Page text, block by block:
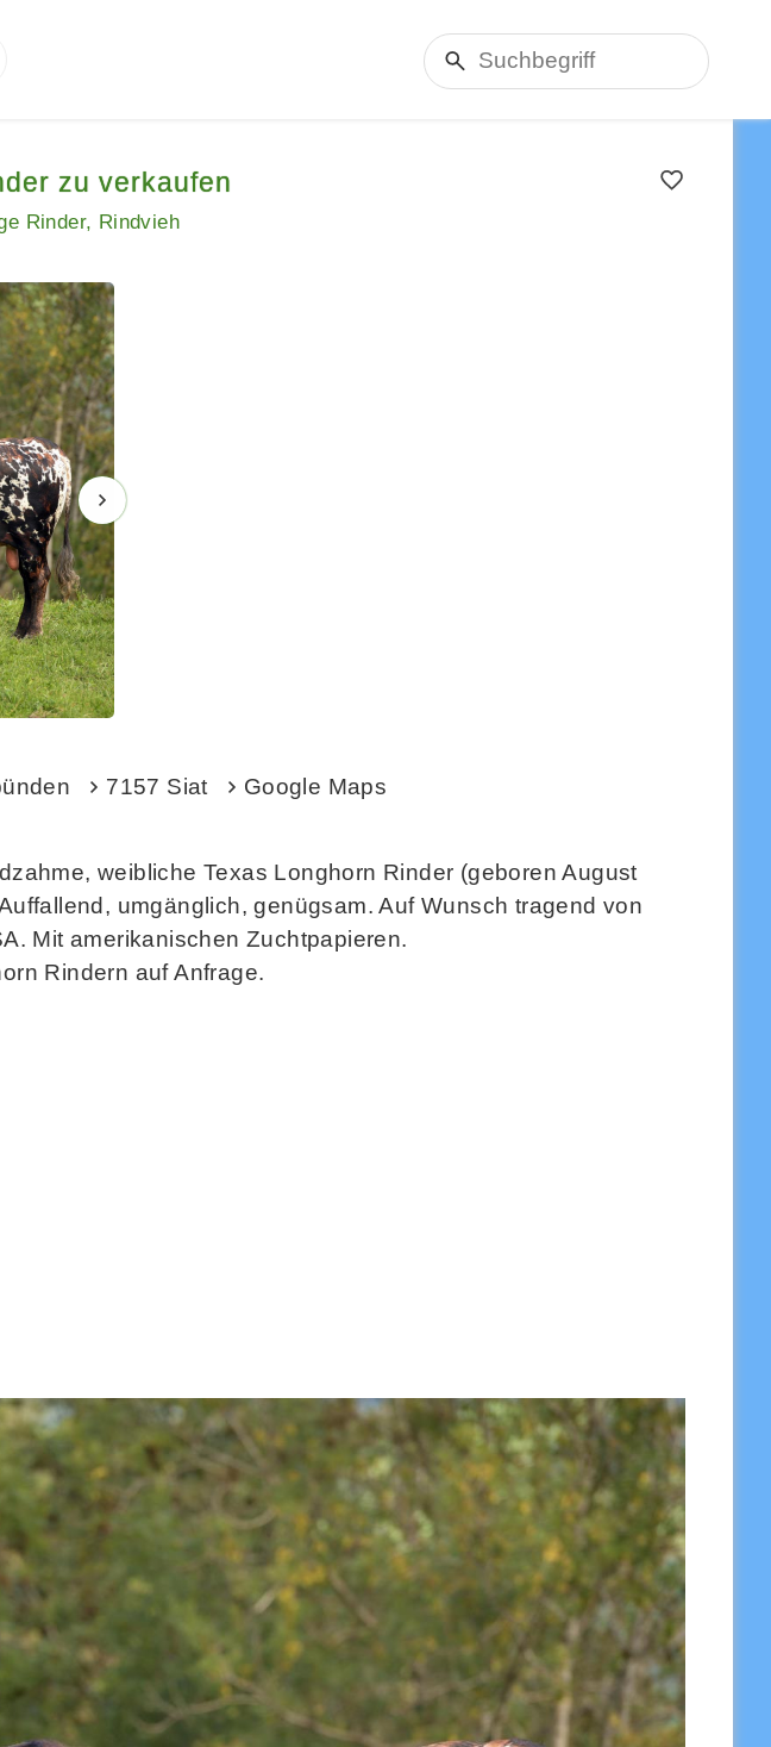
zu verkaufen
Rinder, Rindvieh
7157 Siat Google Maps
weibliche Texas Longhorn Rinder (geboren August
umgänglich, genügsam. Auf Wunsch tragend von
Mit amerikanischen Zuchtpapieren.
Rindern auf Anfrage.